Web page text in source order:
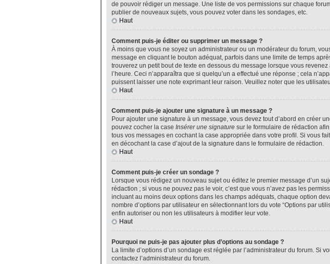
de pouvoir rédiger un message. Une liste de vos permissions sur chaque
publier de nouveaux sujets, vous pouvez voter dans les sondages, etc.
Haut
Comment puis-je éditer ou supprimer un message ?
À moins que vous ne soyez un administrateur ou un modérateur du forum,
message en cliquant le bouton adéquat, parfois dans une limite de temps
trouverez un petit bout de texte en dessous du message lorsque vous
l’heure. Ceci n’apparaîtra que si quelqu’un a effectué une réponse ; cela
puissent laisser une note exprimant leur raison. Veuillez noter que les
Haut
Comment puis-je ajouter une signature à un message ?
Pour ajouter une signature à un message, vous devez tout d’abord en créer
pouvez cocher la case Insérer une signature sur le formulaire de rédaction
tous vos messages en cochant la case appropriée dans votre profil. Si vous
en décochant la case d’ajout de la signature dans le formulaire de rédaction.
Haut
Comment puis-je créer un sondage ?
Lorsque vous rédigez un nouveau sujet ou éditez le premier message d’un
rédaction ; si vous ne pouvez pas le voir, c’est que vous n’avez pas les
incluant au moins deux options dans les champs adéquats, chaque option
nombre d’options par utilisateur en sélectionnant lors du vote “Options par
enfin autoriser ou non les utilisateurs à modifier leur vote.
Haut
Pourquoi ne puis-je pas ajouter plus d’options au sondage ?
La limite d’options d’un sondage est réglée par l’administrateur du forum.
contactez l’administrateur du forum.